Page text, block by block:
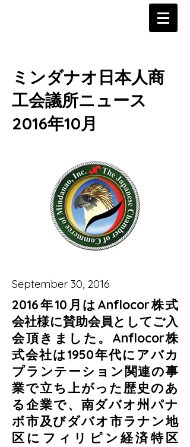
ミンダナオ日本人商
工会議所ニュース
2016年10月
September 30, 2016
2016年10月はAnflocor株式
会社様に賛助会員としてご入
会頂きました。Anflocor株
式会社は1950年代にアバカ
プランテーション関連の事
業で立ち上がった歴史のあ
る企業で、南ダバオ州パナ
ボ市及びダバオ市ラナン地
区にフィリピン経済特区